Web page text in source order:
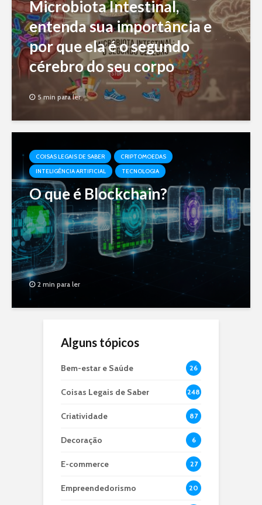
Microbiota Intestinal,
entenda sua importância e
por que ela é o segundo
cérebro do seu corpo
5 min para ler
COISAS LEGAIS DE SABER
CRIPTOMOEDAS
INTELIGÊNCIA ARTIFICIAL
TECNOLOGIA
O que é Blockchain?
2 min para ler
Alguns tópicos
Bem-estar e Saúde 26
Coisas Legais de Saber 248
Criatividade 87
Decoração 6
E-commerce 27
Empreendedorismo 20